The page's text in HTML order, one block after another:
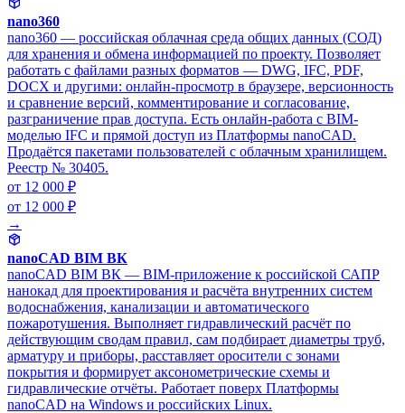
nano360
nano360 — российская облачная среда общих данных (СОД)
для хранения и обмена информацией по проекту. Позволяет
работать с файлами разных форматов — DWG, IFC, PDF,
DOCX и другими: онлайн-просмотр в браузере, версионность
и сравнение версий, комментирование и согласование,
разграничение прав доступа. Есть онлайн-работа с BIM-
моделью IFC и прямой доступ из Платформы nanoCAD.
Продаётся пакетами пользователей с облачным хранилищем.
Реестр № 30405.
от 12 000 ₽
от 12 000 ₽
→
nanoCAD BIM ВК
nanoCAD BIM ВК — BIM-приложение к российской САПР
нанокад для проектирования и расчёта внутренних систем
водоснабжения, канализации и автоматического
пожаротушения. Выполняет гидравлический расчёт по
действующим сводам правил, сам подбирает диаметры труб,
арматуру и приборы, расставляет оросители с зонами
покрытия и формирует аксонометрические схемы и
гидравлические отчёты. Работает поверх Платформы
nanoCAD на Windows и российских Linux.